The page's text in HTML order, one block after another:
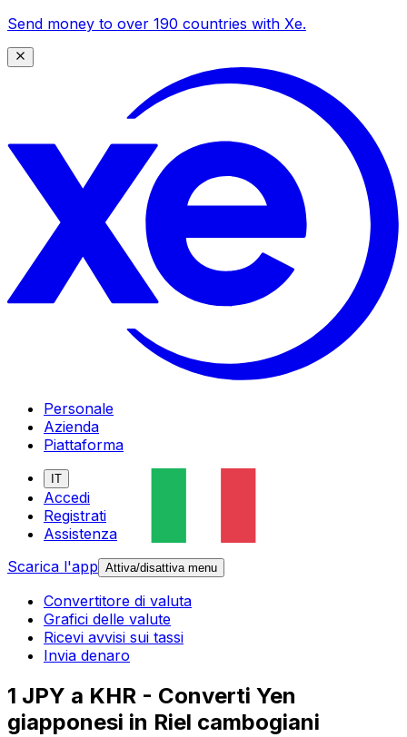
Send money to over 190 countries with Xe.
Personale
Azienda
Piattaforma
IT
Accedi
Registrati
Assistenza
Scarica l'app Attiva/disattiva menu
Convertitore di valuta
Grafici delle valute
Ricevi avvisi sui tassi
Invia denaro
1 JPY a KHR - Converti Yen
giapponesi in Riel cambogiani